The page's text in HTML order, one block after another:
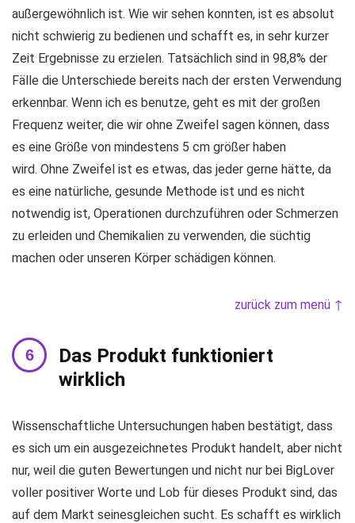
außergewöhnlich ist. Wie wir sehen konnten, ist es absolut
nicht schwierig zu bedienen und schafft es, in sehr kurzer
Zeit Ergebnisse zu erzielen. Tatsächlich sind in 98,8% der
Fälle die Unterschiede bereits nach der ersten Verwendung
erkennbar. Wenn ich es benutze, geht es mit der großen
Frequenz weiter, die wir ohne Zweifel sagen können, dass
es eine Größe von mindestens 5 cm größer haben
wird. Ohne Zweifel ist es etwas, das jeder gerne hätte, da
es eine natürliche, gesunde Methode ist und es nicht
notwendig ist, Operationen durchzuführen oder Schmerzen
zu erleiden und Chemikalien zu verwenden, die süchtig
machen oder unseren Körper schädigen können.
zurück zum menü ↑
Das Produkt funktioniert
wirklich
Wissenschaftliche Untersuchungen haben bestätigt, dass
es sich um ein ausgezeichnetes Produkt handelt, aber nicht
nur, weil die guten Bewertungen und nicht nur bei BigLover
voller positiver Worte und Lob für dieses Produkt sind, das
auf dem Markt seinesgleichen sucht. Es schafft es wirklich